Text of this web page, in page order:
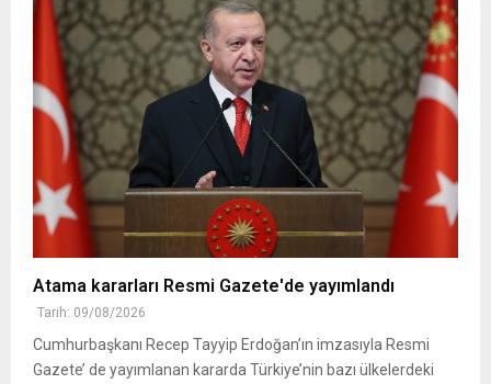
Atama kararları Resmi Gazete'de yayımlandı
Tarih: 09/08/2026
Cumhurbaşkanı Recep Tayyip Erdoğan’ın imzasıyla Resmi
Gazete’ de yayımlanan kararda Türkiye’nin bazı ülkelerdeki